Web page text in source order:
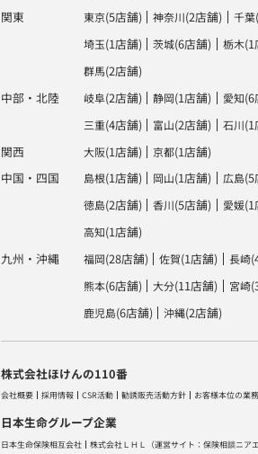
関東
東京(5店舗) 神奈川(2店舗) 千葉
埼玉(1店舗) 茨城(6店舗) 栃木(1
群馬(2店舗)
中部・北陸
岐阜(2店舗) 静岡(1店舗) 愛知(6
三重(4店舗) 富山(2店舗) 石川(1
関西
大阪(1店舗) 京都(1店舗)
中国・四国
島根(1店舗) 岡山(1店舗) 広島(5
徳島(2店舗) 香川(5店舗) 愛媛(1
高知(1店舗)
九州・沖縄
福岡(28店舗) 佐賀(1店舗) 長崎
熊本(6店舗) 大分(11店舗) 宮崎
鹿児島(6店舗) 沖縄(2店舗)
株式会社ほけんの110番
会社概要 採用情報 CSR活動 勧誘販売活動方針 お客様本位の業
日本生命グループ企業
日本生命保険相互会社 株式会社ＬＨＬ （運営サイト： 保険相談ニア